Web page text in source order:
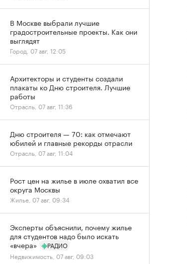
В Москве выбрали лучшие
градостроительные проекты. Как они
выглядят
Город, 07 авг, 12:05
Архитекторы и студенты создали
плакаты ко Дню строителя. Лучшие
работы
Отрасль, 07 авг, 11:36
Дню строителя — 70: как отмечают
юбилей и главные рекорды отрасли
Отрасль, 07 авг, 11:04
Рост цен на жилье в июле охватил все
округа Москвы
Жилье, 07 авг, 09:34
Эксперты объяснили, почему жилье
для студентов надо было искать
«вчера»
РАДИО
Недвижимость, 07 авг, 09:03